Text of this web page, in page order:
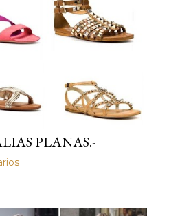
PLANAS.-